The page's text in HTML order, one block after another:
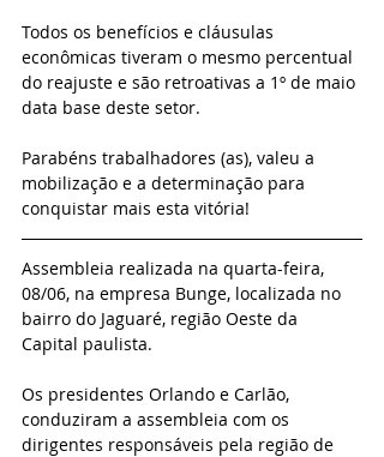
Todos os benefícios e cláusulas
econômicas tiveram o mesmo percentual
do reajuste e são retroativas a 1º de maio
data base deste setor.
Parabéns trabalhadores (as), valeu a
mobilização e a determinação para
conquistar mais esta vitória!
Assembleia realizada na quarta-feira,
08/06, na empresa Bunge, localizada no
bairro do Jaguaré, região Oeste da
Capital paulista.
Os presidentes Orlando e Carlão,
conduziram a assembleia com os
dirigentes responsáveis pela região de